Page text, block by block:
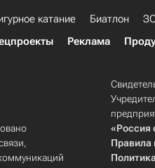
катание Биатлон
Реклама
«Россия
Правила